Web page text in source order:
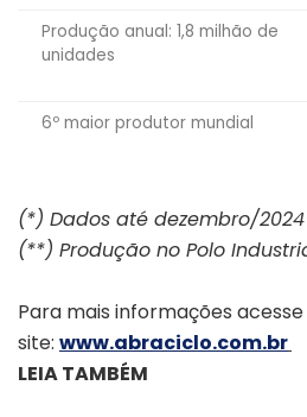
Produção anual: 1,8 milhão de
unidades
6º maior produtor mundial
(*) Dados até dezembro/2024
(**) Produção no Polo
Para mais informações acesse
site: www.abraciclo.com.br
LEIA TAMBÉM